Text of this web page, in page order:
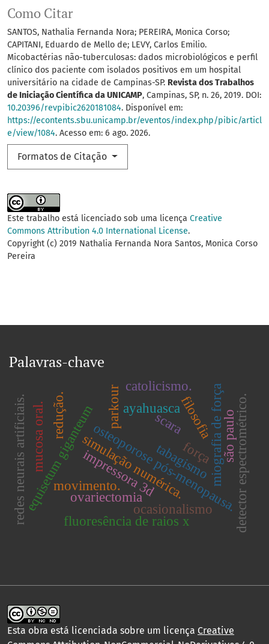
Como Citar
SANTOS, Nathalia Fernanda Nora; PEREIRA, Monica Corso;
CAPITANI, Eduardo de Mello de; LEVY, Carlos Emilio.
Micobactérias não-tuberculosas: dados microbiológicos e perfil
clínico dos paciente com isolados positivos em um hospital
universitário na cidade de Campinas-SP. Revista dos Trabalhos
de Iniciação Científica da UNICAMP, Campinas, SP, n. 26, 2019. DOI:
10.20396/revpibic2620181084. Disponível em:
https://econtents.sbu.unicamp.br/eventos/index.php/pibic/articl
e/view/1084. Acesso em: 6 ago. 2026.
Formatos de Citação
Este trabalho está licenciado sob uma licença Creative
Commons Attribution 4.0 International License.
Copyright (c) 2019 Nathalia Fernanda Nora Santos, Monica Corso
Pereira
Palavras-chave
impressora 3d
scara
simulação numérica.
equisetum giganteumovariectomia
osteoporose pós-menopausa.
miografia de força
redes neurais artificiais. ayahuasca
tabagismo
redução.
ocasionalismo
força
movimento.
mucosa oral. parkour
fluoresência de raios x detector espectrométrico.
filosofia
catolicismo.
são paulo
Esta obra está licenciada sobre um licença Creative